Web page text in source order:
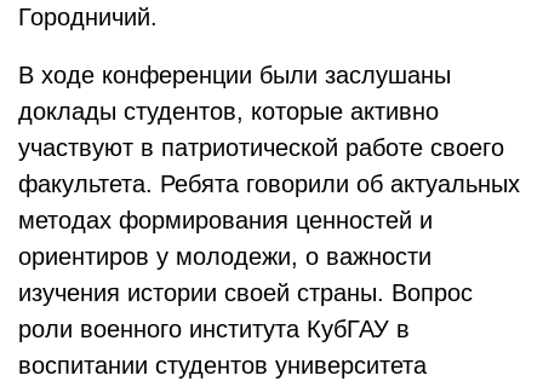
Городничий.
В ходе конференции были заслушаны
доклады студентов, которые активно
участвуют в патриотической работе своего
факультета. Ребята говорили об актуальных
методах формирования ценностей и
ориентиров у молодежи, о важности
изучения истории своей страны. Вопрос
роли военного института КубГАУ в
воспитании студентов университета